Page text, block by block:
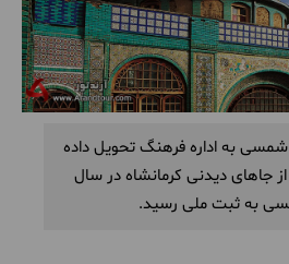
این بنا در سال 1352 شمسی به اداره فرهنگ تحویل داده
جاهای دیدنی کرمانشاه در سال